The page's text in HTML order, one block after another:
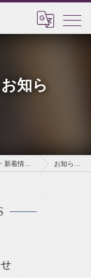
知ら
報・お知らせ お知らせ NEWS